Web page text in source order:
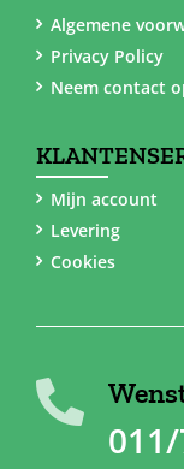
Algemene
Privacy Policy
Neem contact
Mijn account
Levering
Cookies